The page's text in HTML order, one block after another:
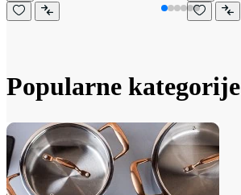
Popularne kategorije